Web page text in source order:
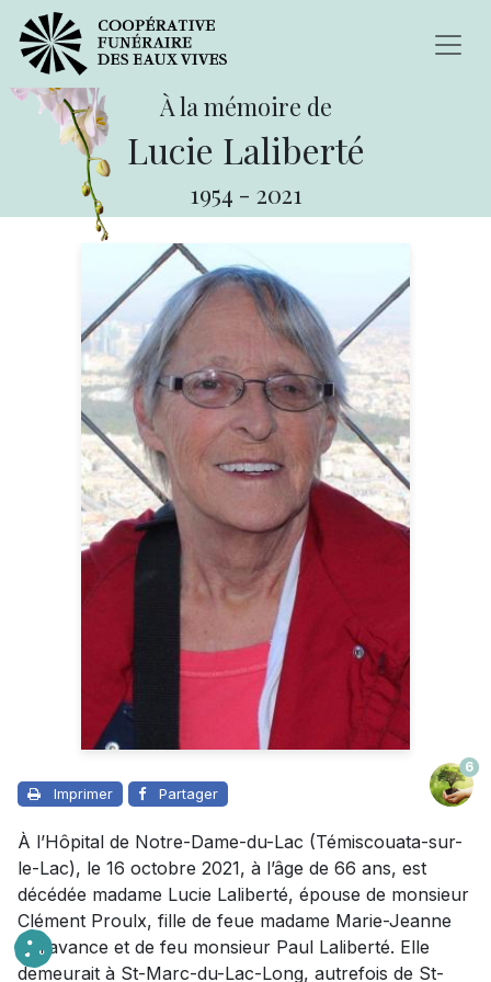
À la mémoire de
Lucie Laliberté
1954 - 2021
Imprimer Partager
6
À l’Hôpital de Notre-Dame-du-Lac (Témiscouata-sur-
le-Lac), le 16 octobre 2021, à l’âge de 66 ans, est
décédée madame Lucie Laliberté, épouse de monsieur
Clément Proulx, fille de feue madame Marie-Jeanne
Bellavance et de feu monsieur Paul Laliberté. Elle
demeurait à St-Marc-du-Lac-Long, autrefois de St-